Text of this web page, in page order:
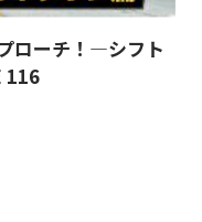
ローチ！―シフト
116